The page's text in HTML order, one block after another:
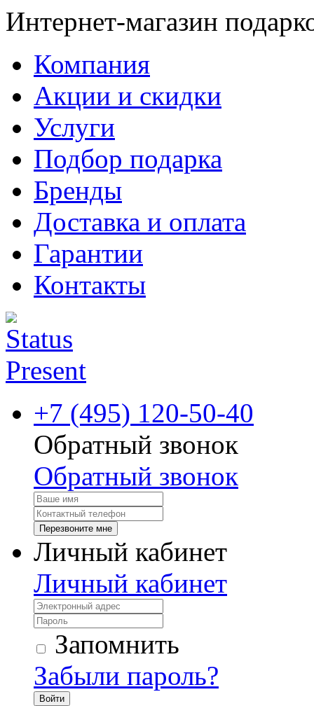
Интернет-магазин
Компания
Акции и скидки
Услуги
Подбор подарка
Бренды
Доставка и оплата
Гарантии
Контакты
+7 (495) 120-50-40
Обратный звонок
Обратный звонок
Перезвоните мне
Личный кабинет
Личный кабинет
Запомнить
Забыли пароль?
Войти